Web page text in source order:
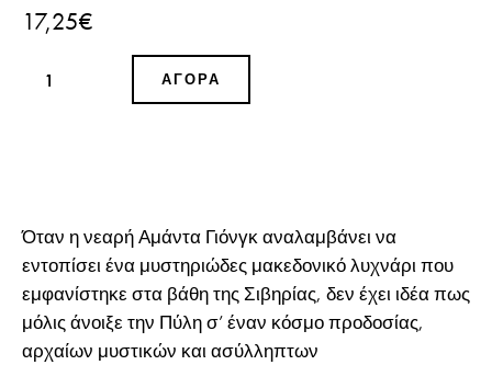
17,25€
ΑΓΟΡΆ
Όταν η νεαρή Αμάντα Γιόνγκ αναλαμβάνει να
εντοπίσει ένα μυστηριώδες μακεδονικό λυχνάρι που
εμφανίστηκε στα βάθη της Σιβηρίας, δεν έχει ιδέα πως
μόλις άνοιξε την Πύλη σ’ έναν κόσμο προδοσίας,
αρχαίων μυστικών και ασύλληπτων